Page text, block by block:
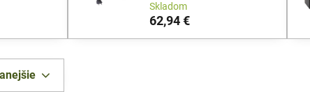
Skladom
62,94 €